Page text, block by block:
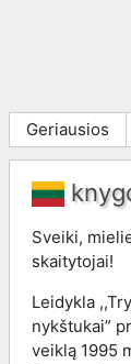
Geriausios
Sveiki,
skaitytojai!
Leidykla
nykštukai”
veiklą 1995